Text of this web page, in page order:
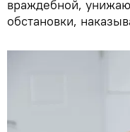
враждебной,
обстановки,